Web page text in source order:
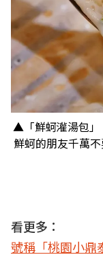
▲「鮮蚵灌湯包」
鮮蚵的朋友千萬
看更多：
號稱「桃園小鼎